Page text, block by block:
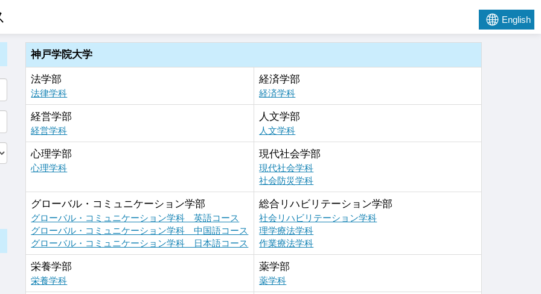
English
神戸学院大学
法学部
法律学科
経済学部
経済学科
経営学部
経営学科
人文学部
人文学科
心理学部
心理学科
現代社会学部
現代社会学科
社会防災学科
グローバル・コミュニケーション学部
グローバル・コミュニケーション学科 英語コース
グローバル・コミュニケーション学科 中国語コース
グローバル・コミュニケーション学科 日本語コース
総合リハビリテーション学部
社会リハビリテーション学科
理学療法学科
作業療法学科
栄養学部
栄養学科
薬学部
薬学科